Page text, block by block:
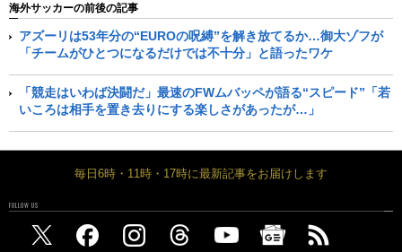
海外サッカーの前後の記事
アズーリは53年分の“EUROの呪縛”を解き放てるか…御大ゾフが
「チームがひとつになるだけでは不十分」と語ったワケ
「競走はいわば決闘だ」最速のFWムバッペが語る“スピード”「若
いころは相手を置き去りにする楽しさがあったが…」
毎日6時・11時・17時に最新記事をお届けします
FOLLOW US